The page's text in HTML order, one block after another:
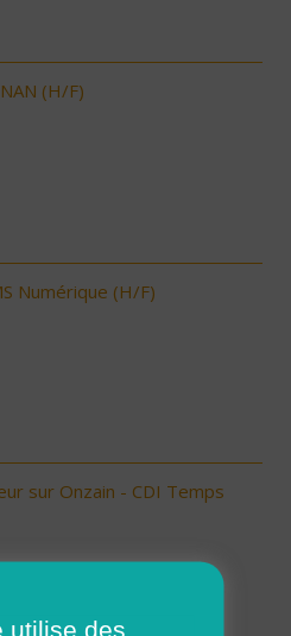
(H/F)
Numérique (H/F)
sur Onzain - CDI Temps
utilise des